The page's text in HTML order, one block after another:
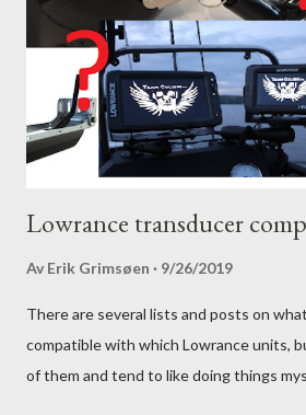
Lowrance transducer
Av Erik Grimsøen 9/26/2019
There are several lists and posts on
compatible with which Lowrance units,
of them and tend to like doing things